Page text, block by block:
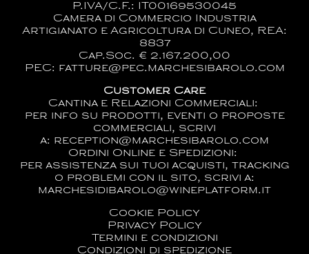
P.IVA/C.F.: IT00169530045
Camera di Commercio Industria
Artigianato e Agricoltura di Cuneo, REA:
8837
Cap.Soc. € 2.167.200,00
PEC: fatture@pec.marchesibarolo.com
Customer Care
Cantina e Relazioni Commerciali:
per info su prodotti, eventi o proposte
commerciali, scrivi
a: reception@marchesibarolo.com
Ordini Online e Spedizioni:
per assistenza sui tuoi acquisti, tracking
o problemi con il sito, scrivi a:
marchesidibarolo@wineplatform.it
Cookie Policy
Privacy Policy
Termini e condizioni
Condizioni di spedizione